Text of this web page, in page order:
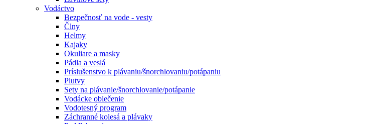
Vodáctvo
Bezpečnosť na vode - vesty
Člny
Helmy
Kajaky
Okuliare a masky
Pádla a veslá
Príslušenstvo k plávaniu/šnorchlovaniu/potápaniu
Plutvy
Sety na plávanie/šnorchlovanie/potápanie
Vodácke oblečenie
Vodotesný program
Záchranné kolesá a plávaky